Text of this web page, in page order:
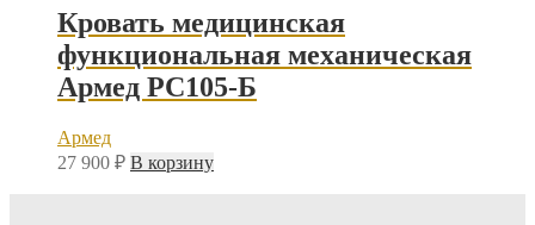
Кровать медицинская
функциональная механическая
Армед РС105-Б
Армед
27 900 ₽ В корзину